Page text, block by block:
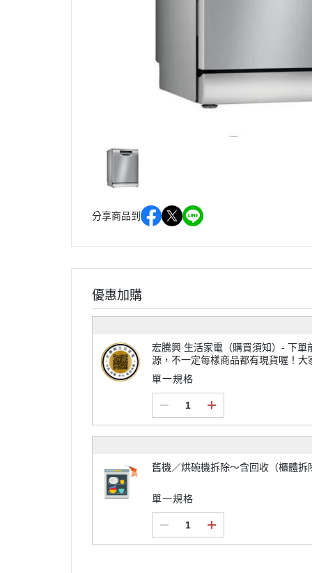
分享商品到
優惠加購
宏騰興 生活家電（購買須知）- 下單前請先來電或加LINE@詢問貨
源，不一定每樣商品都有現貨喔！
不一定每個商品都免運唷~
單一規格
舊機／烘碗機拆除～含回收（櫃體拆
單一規格